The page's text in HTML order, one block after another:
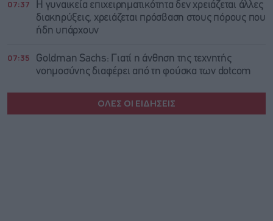
07:37
Η γυναικεία επιχειρηματικότητα δεν χρειάζεται άλλες
διακηρύξεις, χρειάζεται πρόσβαση στους πόρους που
ήδη υπάρχουν
07:35
Goldman Sachs: Γιατί η άνθηση της τεχνητής
νοημοσύνης διαφέρει από τη φούσκα των dotcom
ΟΛΕΣ ΟΙ ΕΙΔΗΣΕΙΣ